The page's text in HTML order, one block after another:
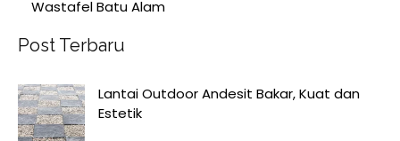
Wastafel Batu Alam
Post Terbaru
Lantai Outdoor Andesit Bakar, Kuat dan
Estetik